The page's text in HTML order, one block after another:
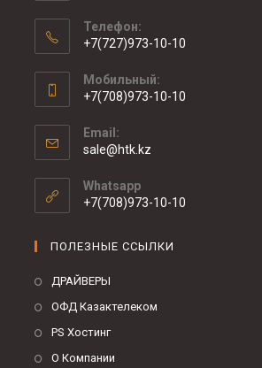
Телефон:
+7(727)973-10-10
Мобильный:
+7(708)973-10-10
Email:
sale@htk.kz
Whatsapp
+7(708)973-10-10
ПОЛЕЗНЫЕ ССЫЛКИ
ДРАЙВЕРЫ
ОФД Казактелеком
PS Хостинг
О Компании